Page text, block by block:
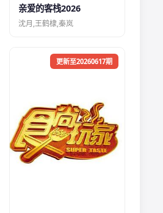
亲爱的客栈2026
沈月,王鹤棣,秦岚
更新至20260617期